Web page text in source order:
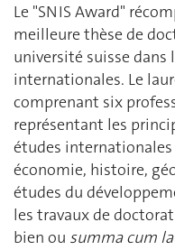
Le "SNIS Award"
meilleure thèse de
université suisse dans
internationales. Le
comprenant six
représentant les
études
économie, histoire,
études du
les travaux de
bien ou summa cum